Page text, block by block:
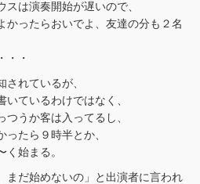
は演奏開始が遅いので、
かったらおいでよ、友達の分も２名
・・
れているが、
いているわけではなく、
つうか客は入ってるし、
たら９時半とか、
く始まる。
まだ始めないの」と出演者に言われ